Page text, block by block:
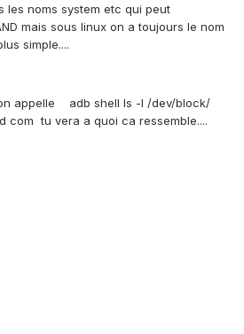
les noms system etc qui peut
mais sous linux on a toujours le nom
simple....
on appelle adb shell ls -l /dev/block/
com tu vera a quoi ca ressemble....